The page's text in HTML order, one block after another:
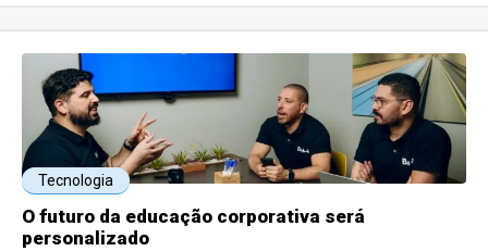
Tecnologia
O futuro da educação corporativa será
personalizado